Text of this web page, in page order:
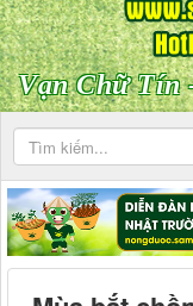
Vạn Chữ Tín